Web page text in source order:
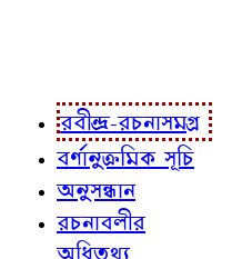
রবীন্দ্র-রচনাসমগ্র
বর্ণানুক্রমিক সূচি
অনুসন্ধান
রচনাবলীর
অধিতথ্য